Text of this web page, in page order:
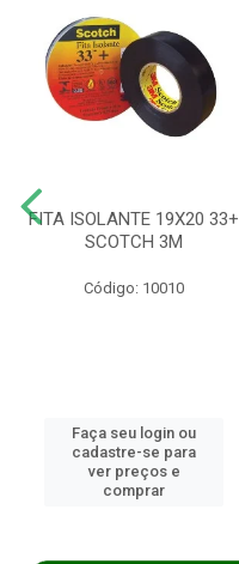
FITA ISOLANTE 19X20 33+
SCOTCH 3M
Código: 10010
Faça seu login ou
cadastre-se para
ver preços e
comprar